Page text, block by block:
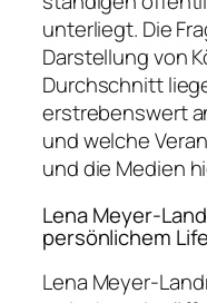
unterliegt. Die
Darstellung von
Durchschnitt
erstrebenswert
und welche
und die Medien
Lena Meyer-
persönlichem
Lena Meyer-